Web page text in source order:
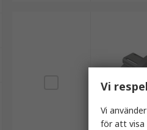
Vi
Vi
för att visa